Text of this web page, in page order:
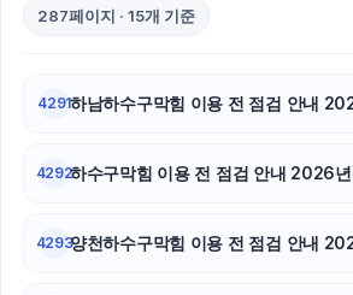
287페이지 · 15개 기준
4291하남하수구막힘 이용 전 점검 안내
4292하수구막힘 이용 전 점검 안내 2026
4293양천하수구막힘 이용 전 점검 안내